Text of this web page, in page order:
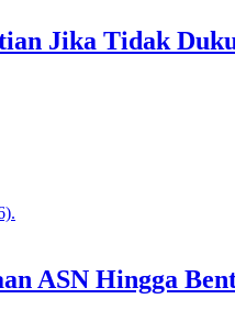
Jika Tidak
ASN Hingga